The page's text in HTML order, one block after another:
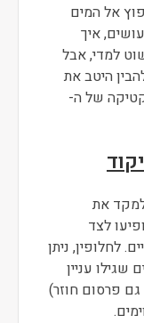
אל המים
איך
למדי, אבל
היטב את
של ה-
את
לצד
לחלופין, ניתן
שגילו עניין
פרסום חוזר)